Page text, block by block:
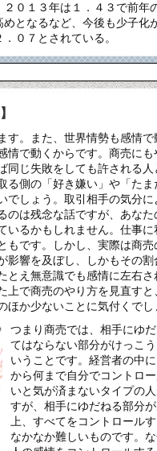
０１３年は１．４３で前年
となるなど、今後も少子
０７とされている。
す。また、世界情勢も感情で
情で動くからです。商売にも
同じ失敗をしても許される人
る側の「好き嫌い」や「たま
でしょう。取引相手の気分に
のは残念な話ですが、あなた
いるかもしれません。仕事に
もです。しかし、実際は商売
影響を及ぼし、しかもその割
とえ無意識でも感情に左右さ
上で商売のやり方を見直すと
ほか少ないことに気付くでし
つまり商売では、相手にゆ
てはならない部分がけっこ
いうことです。経営者の中
から何まで自分でコントロ
いと気が済まないタイプの
すが、相手にゆだねる部分
上、すべてをコントロール
なかなか難しいものです。